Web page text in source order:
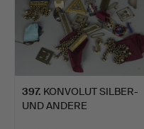
397. KONVOLUT SILBER-
UND ANDERE